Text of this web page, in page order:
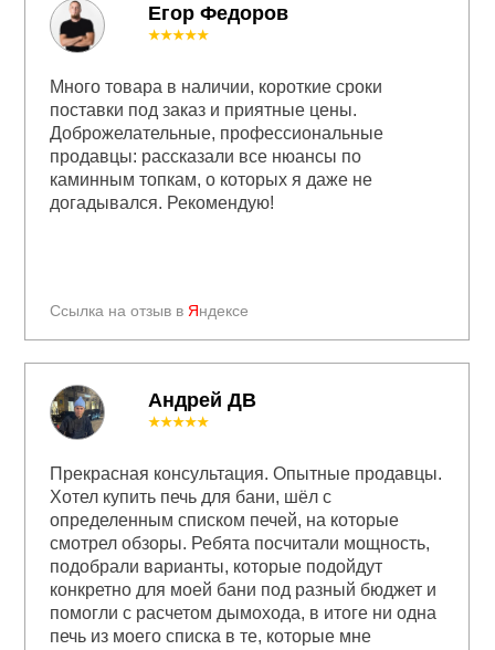
Егор Федоров
Ссылка на отзыв в Яндексе
★★★★★
Много товара в наличии, короткие сроки
поставки под заказ и приятные цены.
Доброжелательные, профессиональные
продавцы: рассказали все нюансы по
каминным топкам, о которых я даже не
догадывался. Рекомендую!
Андрей ДВ
★★★★★
Прекрасная консультация. Опытные продавцы.
Хотел купить печь для бани, шёл с
определенным списком печей, на которые
смотрел обзоры. Ребята посчитали мощность,
подобрали варианты, которые подойдут
конкретно для моей бани под разный бюджет и
помогли с расчетом дымохода, в итоге ни одна
печь из моего списка в те, которые мне